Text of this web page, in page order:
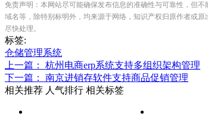
免责声明：本网站尽可能确保发布信息的准确性与可靠性，但
域名等，除特别标明外，均来源于网络，知识产权归原作者或
尽快处理。
标签:
仓储管理系统
上一篇： 杭州电商erp系统支持多组织架构管理
下一篇： 南京进销存软件支持商品促销管理
相关推荐 人气排行 相关标签